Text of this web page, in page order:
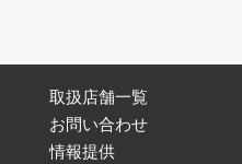
取扱店舗一覧
お問い合わせ
情報提供